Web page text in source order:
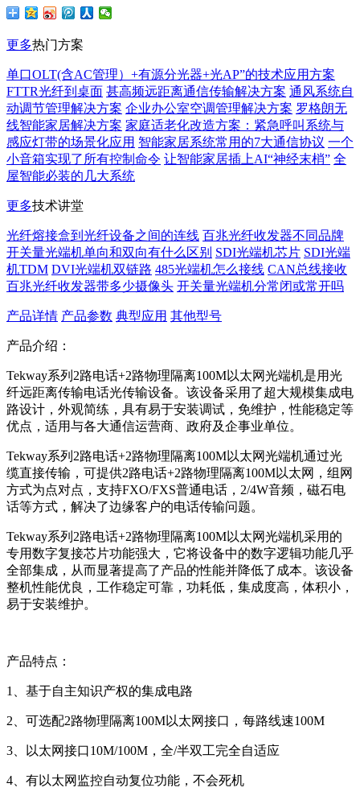
更多热门方案
单口OLT(含AC管理）+有源分光器+光AP”的技术应用方案
FTTR光纤到桌面 甚高频远距离通信传输解决方案 通风系统自
动调节管理解决方案 企业办公室空调管理解决方案 罗格朗无
线智能家居解决方案 家庭适老化改造方案：紧急呼叫系统与
感应灯带的场景化应用 智能家居系统常用的7大通信协议 一个
小音箱实现了所有控制命令 让智能家居插上AI“神经末梢” 全
屋智能必装的几大系统
更多技术讲堂
光纤熔接盒到光纤设备之间的连线 百兆光纤收发器不同品牌
开关量光端机单向和双向有什么区别 SDI光端机芯片 SDI光端
机TDM DVI光端机双链路 485光端机怎么接线 CAN总线接收
百兆光纤收发器带多少摄像头 开关量光端机分常闭或常开吗
产品详情 产品参数 典型应用 其他型号
产品介绍：
Tekway系列2路电话+2路物理隔离100M以太网光端机是用光
纤远距离传输电话光传输设备。该设备采用了超大规模集成电
路设计，外观简练，具有易于安装调试，免维护，性能稳定等
优点，适用与各大通信运营商、政府及企事业单位。
Tekway系列2路电话+2路物理隔离100M以太网光端机通过光
缆直接传输，可提供2路电话+2路物理隔离100M以太网，组网
方式为点对点，支持FXO/FXS普通电话，2/4W音频，磁石电
话等方式，解决了边缘客户的电话传输问题。
Tekway系列2路电话+2路物理隔离100M以太网光端机采用的
专用数字复接芯片功能强大，它将设备中的数字逻辑功能几乎
全部集成，从而显著提高了产品的性能并降低了成本。该设备
整机性能优良，工作稳定可靠，功耗低，集成度高，体积小，
易于安装维护。
产品特点：
1、基于自主知识产权的集成电路
2、可选配2路物理隔离100M以太网接口，每路线速100M
3、以太网接口10M/100M，全/半双工完全自适应
4、有以太网监控自动复位功能，不会死机